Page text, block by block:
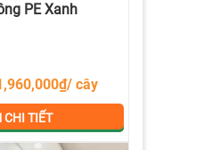
PE Xanh
cây
CHI TIẾT